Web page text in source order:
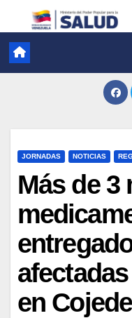
JORNADAS NOTICIAS
Más de 3
en